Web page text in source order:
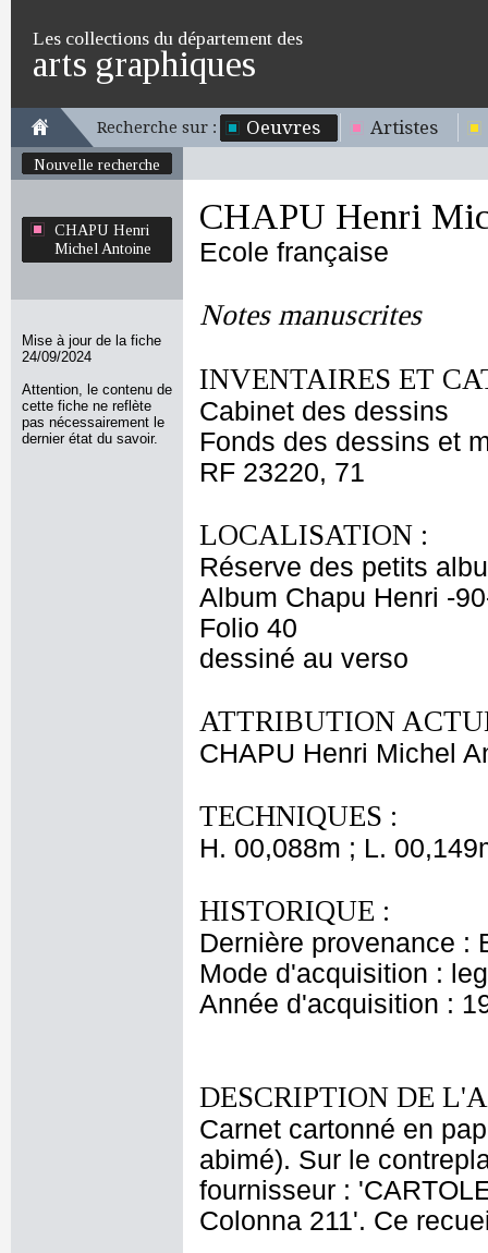
Les collections du département des
arts graphiques
Recherche sur : Oeuvres Artistes
Nouvelle recherche
CHAPU Henri
Michel Antoine
Mise à jour de la fiche
24/09/2024
Attention, le contenu de
cette fiche ne reflète
pas nécessairement le
dernier état du savoir.
CHAPU Henri
Ecole française
Notes manuscrites
INVENTAIRES ET
Cabinet des dessins
Fonds des dessins et
RF 23220, 71
LOCALISATION :
Réserve des petits
Album Chapu Henri -
Folio 40
dessiné au verso
ATTRIBUTION
CHAPU Henri Michel
TECHNIQUES :
H. 00,088m ; L.
HISTORIQUE :
Dernière provenance :
Mode d'acquisition :
Année d'acquisition :
DESCRIPTION DE
Carnet cartonné en
abimé). Sur le
fournisseur :
Colonna 211'. Ce